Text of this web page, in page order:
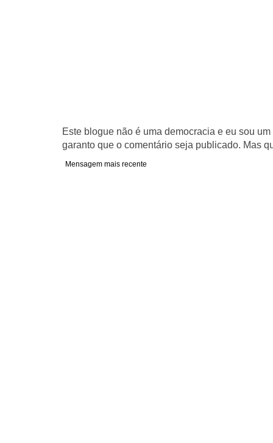
Este blogue não é uma democracia e eu sou
garanto que o comentário seja publicado. Mas
Mensagem mais recente